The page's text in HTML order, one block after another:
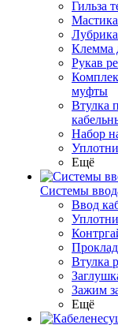
Гильза
Клемма
Рукав
муфты
Втулка
Набор
Ещё
Системы
Ввод
Втулка
Зажим
Ещё